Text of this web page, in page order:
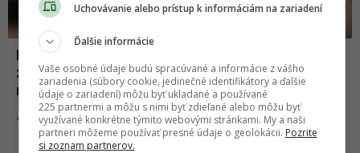
Máš pomalý internet? Dôvodom môže byť
zle umiestnený wi-fi router, na tieto
miesta ho nikdy nedávaj
TECHNOLÓGIE 07.11.2024
Uchovávanie alebo prístup k informáciám na zariadení
Ďalšie informácie
Vaše osobné údaje budú spracúvané a informácie z vášho
zariadenia (súbory cookie, jedinečné identifikátory a ďalšie
údaje o zariadení) môžu byť ukladané a používané
225 partnermi a môžu s nimi byť zdieľané alebo môžu byť
využívané konkrétne týmito webovými stránkami. My a naši
partneri môžeme používať presné údaje o geolokácii. Pozrite
si zoznam partnerov.